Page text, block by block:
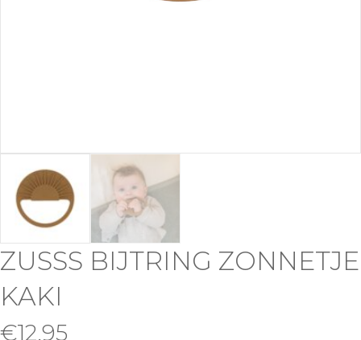
ZUSSS BIJTRING ZONNETJE
KAKI
€12,95